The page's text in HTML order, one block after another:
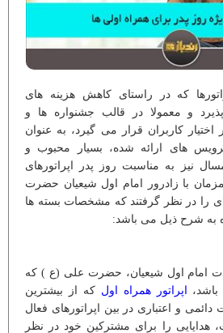
که در راستای کاهش هزینه های
و معمولا در قالب جشنواره ها و
کاربران قرار می گیرد، به عنوان
های ارائه شده، بسیار محبوب و
نیز به مناسبت روز پدر اپراتورهای
با زادرور امام اول شیعیان حضرت
را در نظر گرفتند که مشخصات بسته ها
به شرح ذیل می باشد:
امام اول شیعیان، حضرت علی (ع ) که
اپراتور همراه اول که از بیشترین
و اعتباری در بین اپراتورهای فعال
هدایایی را برای مشترکین خود در نظر